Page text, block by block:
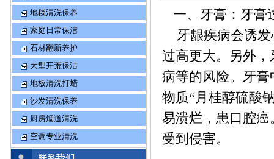
地毯清洗保养
家庭日常保洁
石材翻新养护
大型开荒保洁
地板清洗打蜡
沙发清洗保养
厨房烟道清洗
空调专业清洗
一、牙膏：牙膏
牙龈疾病会诱发
过高更大。另外
病等的风险。牙
物质“月桂醇硫酸
易溃烂，患口腔
受到侵害。